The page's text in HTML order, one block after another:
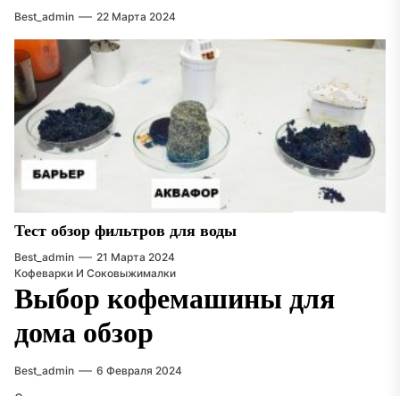
Best_admin 22 Марта 2024
Тест обзор фильтров для воды
Best_admin
21 Марта 2024
Кофеварки И Соковыжималки
Выбор кофемашины для
дома обзор
Best_admin 6 Февраля 2024